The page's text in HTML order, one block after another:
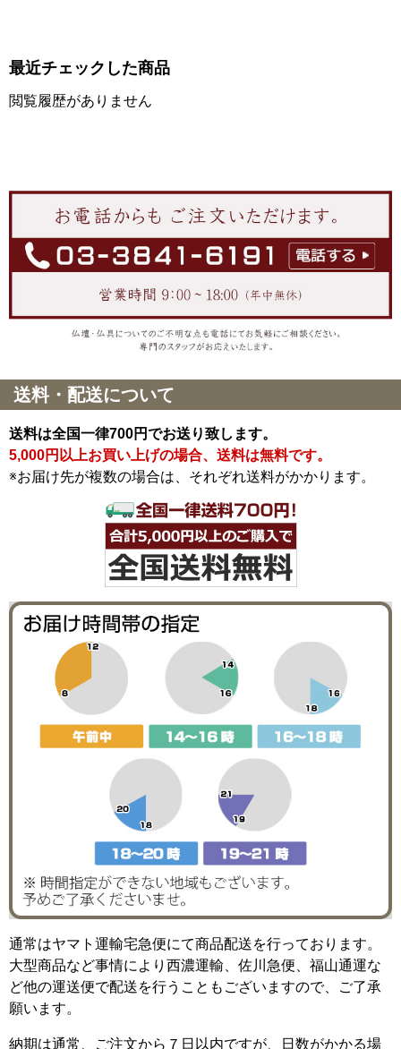
最近チェックした商品
閲覧履歴がありません
送料・配送について
送料は全国一律700円でお送り致します。
5,000円以上お買い上げの場合、送料は無料です。
※お届け先が複数の場合は、それぞれ送料がかかります。
通常はヤマト運輸宅急便にて商品配送を行っております。
大型商品など事情により西濃運輸、佐川急便、福山通運な
ど他の運送便で配送を行うこともございますので、ご了承
願います。
納期は通常、ご注文から７日以内ですが、日数がかかる場